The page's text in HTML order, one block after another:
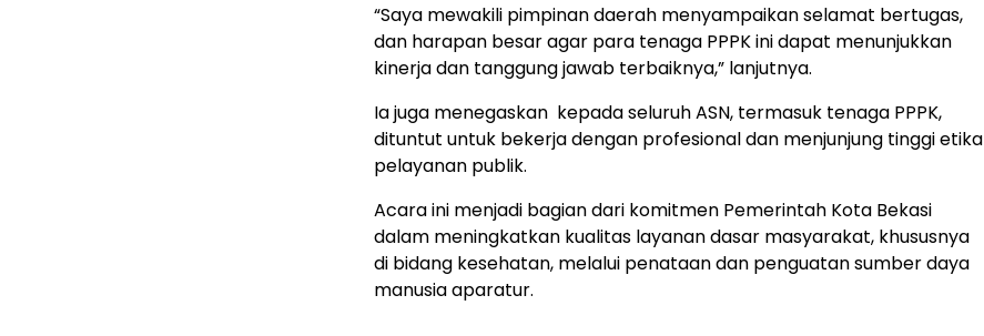
“Saya mewakili pimpinan daerah menyampaikan selamat bertugas,
dan harapan besar agar para tenaga PPPK ini dapat menunjukkan
kinerja dan tanggung jawab terbaiknya,” lanjutnya.
Ia juga menegaskan kepada seluruh ASN, termasuk tenaga PPPK,
dituntut untuk bekerja dengan profesional dan menjunjung tinggi etika
pelayanan publik.
Acara ini menjadi bagian dari komitmen Pemerintah Kota Bekasi
dalam meningkatkan kualitas layanan dasar masyarakat, khususnya
di bidang kesehatan, melalui penataan dan penguatan sumber daya
manusia aparatur.